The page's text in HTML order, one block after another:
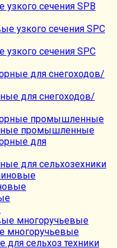
сечения SPB
сечения SPC
для снегоходов/
промышленные
для сельхозехники
многоручьевые